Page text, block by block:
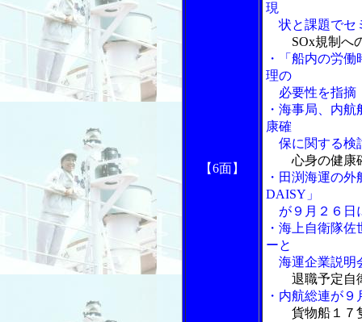
【6面】
現
状と課題でセ
SOx規制へ
・「船内の労
理の
必要性を指摘
・海事局、内
康確
保に関する検
心身の健康
・田渕海運の
DAISY」
が９月２６日
・海上自衛隊
ーと
海運企業説明
退職予定自
・内航総連が
貨物船１７